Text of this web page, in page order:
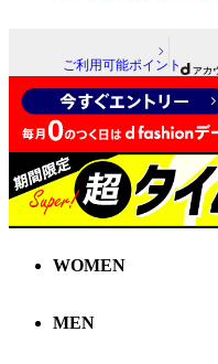
ご利用可能ポイント
WOMEN
MEN